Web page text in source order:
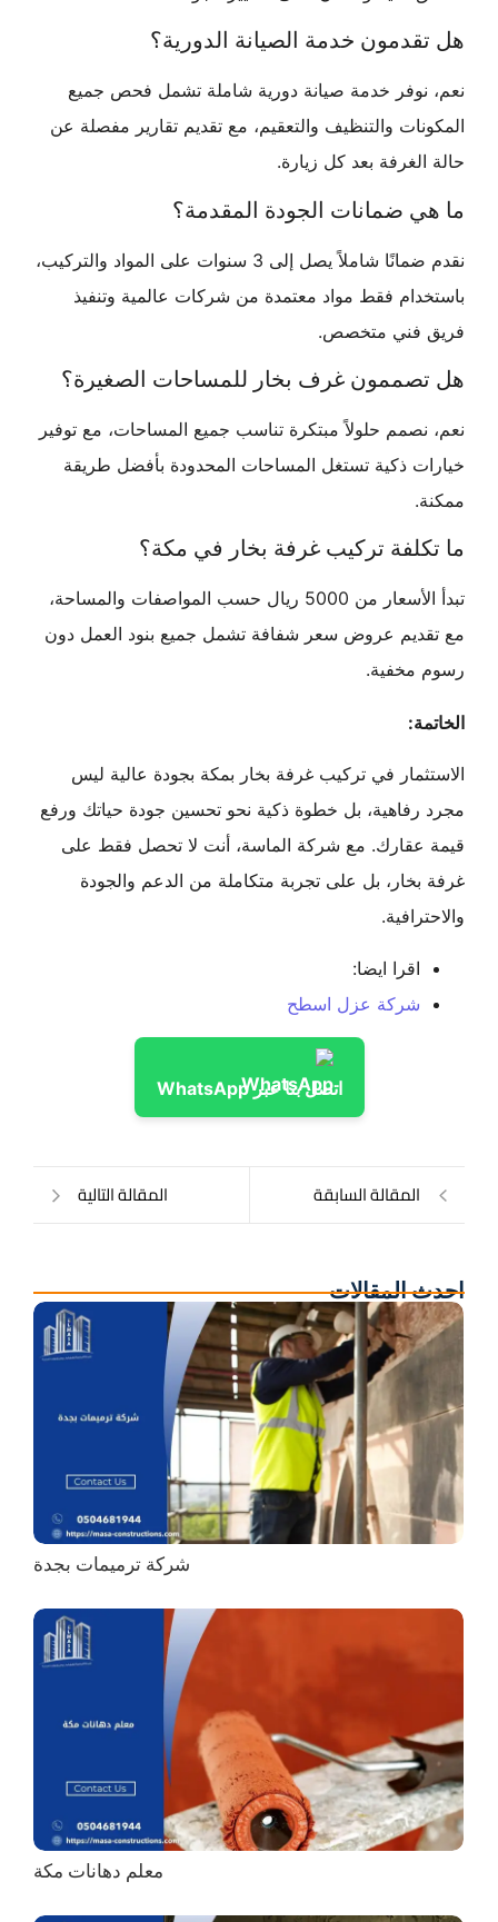
هل تقدمون خدمة الصيانة الدورية؟
نعم، نوفر خدمة صيانة دورية شاملة تشمل فحص جميع
المكونات والتنظيف والتعقيم، مع تقديم تقارير مفصلة عن
حالة الغرفة بعد كل زيارة.
ما هي ضمانات الجودة المقدمة؟
نقدم ضمانًا شاملاً يصل إلى 3 سنوات على المواد والتركيب،
باستخدام فقط مواد معتمدة من شركات عالمية وتنفيذ
فريق فني متخصص.
هل تصممون غرف بخار للمساحات الصغيرة؟
نعم، نصمم حلولاً مبتكرة تناسب جميع المساحات، مع توفير
خيارات ذكية تستغل المساحات المحدودة بأفضل طريقة
ممكنة.
ما تكلفة تركيب غرفة بخار في مكة؟
تبدأ الأسعار من 5000 ريال حسب المواصفات والمساحة،
مع تقديم عروض سعر شفافة تشمل جميع بنود العمل دون
رسوم مخفية.
الخاتمة:
الاستثمار في تركيب غرفة بخار بمكة بجودة عالية ليس
مجرد رفاهية، بل خطوة ذكية نحو تحسين جودة حياتك ورفع
قيمة عقارك. مع شركة الماسة، أنت لا تحصل فقط على
غرفة بخار، بل على تجربة متكاملة من الدعم والجودة
والاحترافية.
اقرا ايضا:
شركة عزل اسطح
اتصل بنا عبر WhatsApp
المقالة السابقة المقالة التالية
احدث المقالات
شركة ترميمات بجدة
معلم دهانات مكة